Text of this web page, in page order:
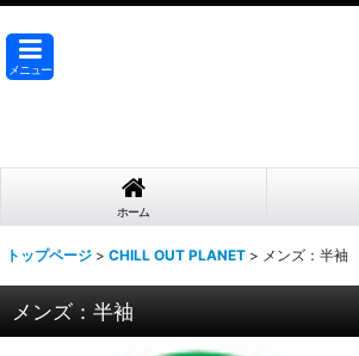
メニュー
ホーム
トップページ > CHILL OUT PLANET > メンズ：半袖
メンズ：半袖